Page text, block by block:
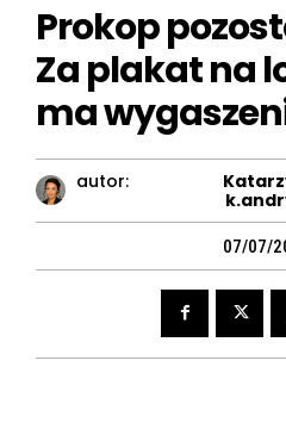
Prokop
Za plakat na
ma
autor:
07/07/